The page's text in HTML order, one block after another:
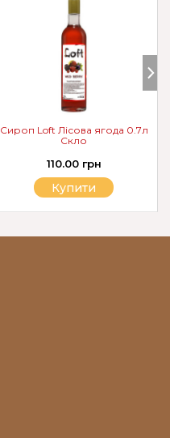
Сироп Loft Лісова ягода 0.7л
Скло
110.00 грн
Купити